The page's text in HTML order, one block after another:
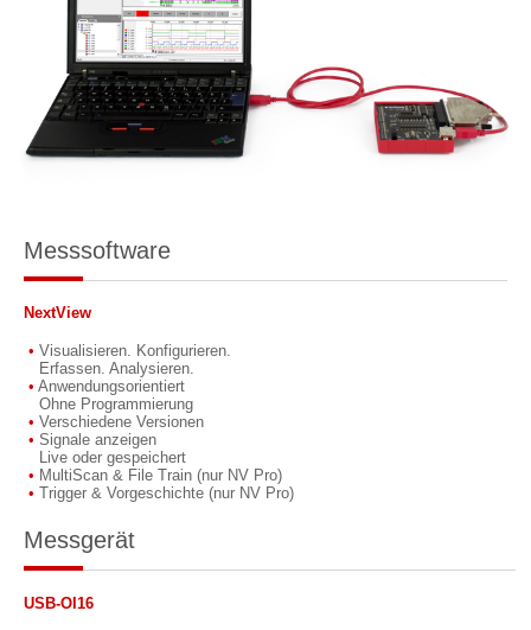
Messsoftware
NextView
Visualisieren. Konfigurieren.
Erfassen. Analysieren.
Anwendungsorientiert
Ohne Programmierung
Verschiedene Versionen
Signale anzeigen
Live oder gespeichert
MultiScan & File Train (nur NV Pro)
Trigger & Vorgeschichte (nur NV Pro)
Messgerät
USB-OI16